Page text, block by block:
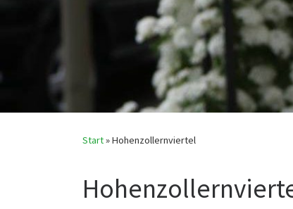
Start»Hohenzollernviertel